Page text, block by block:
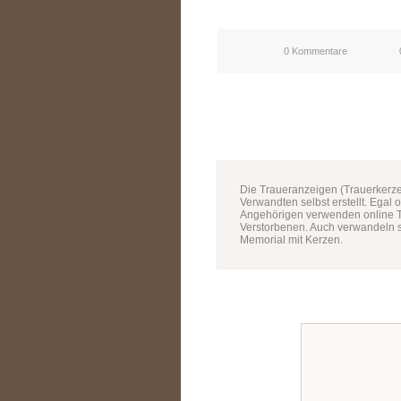
0 Kommentare
Die Traueranzeigen
Verwandten selbst erstellt. Egal
Angehörigen verwenden online
Verstorbenen. Auch verwandeln
Memorial mit Kerzen.